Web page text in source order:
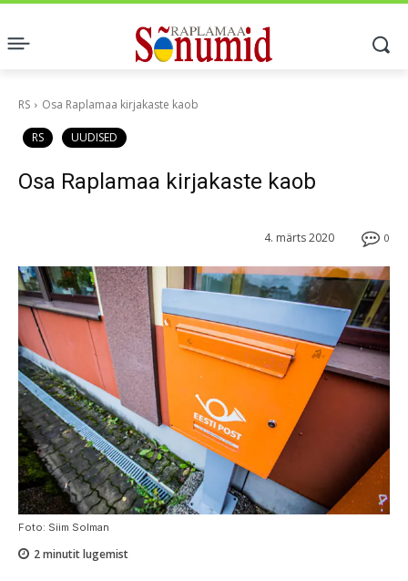
RS Osa Raplamaa kirjakaste kaob
RS UUDISED
Osa Raplamaa kirjakaste kaob
0
4. märts 2020
Foto: Siim Solman
2minutit lugemist